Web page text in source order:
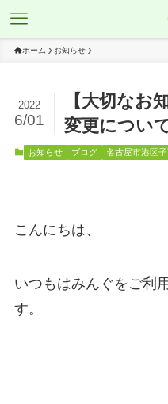
ホーム お知らせ
【大切なお
変更につい
2022
6/01
お知らせ ブログ 名古屋市港区
こんにちは、
いつもはみんぐをご利
す。